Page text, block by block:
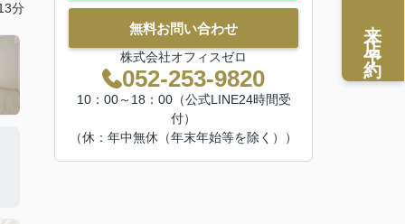
分
無料お問い合わせ
株式会社オフィスゼロ
052-253-9820
10：00～18：00（公式LINE24時間受
付）
（休：年中無休（年末年始等を除く））
来店予約